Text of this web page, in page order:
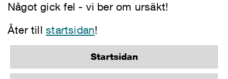
Något gick fel - vi ber om ursäkt!
Åter tillstartsidan!
Startsidan